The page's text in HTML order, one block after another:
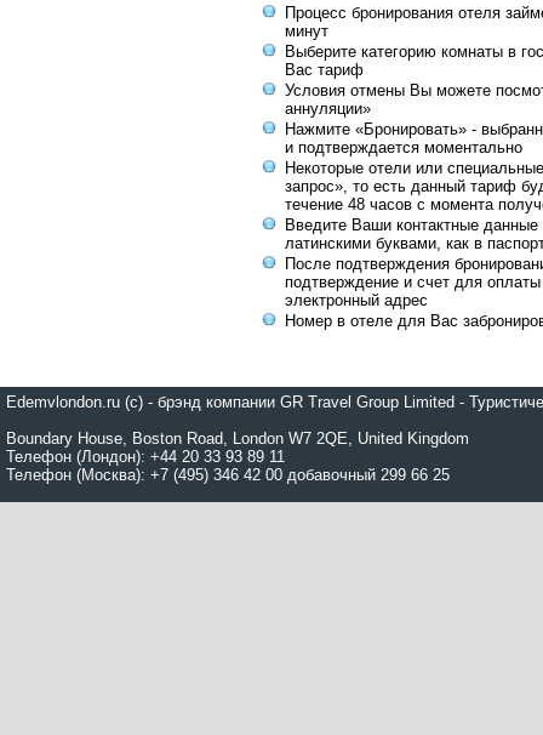
Процесс бронирования отеля
минут
Выберите категорию комнаты в
Вас тариф
Условия отмены Вы можете
аннуляции»
Нажмите «Бронировать» -
и подтверждается моментально
Некоторые отели или
запрос», то есть данный тариф
течение 48 часов с момента
Введите Ваши контактные данные
латинскими буквами, как в
После подтверждения
подтверждение и счет для
электронный адрес
Номер в отеле для Вас
Edemvlondon.ru (c) - брэнд компании GR Travel Group Limited -
Boundary House, Boston Road, London W7 2QE, United Kingdom
Телефон (Лондон): +44 20 33 93 89 11
Телефон (Москва): +7 (495) 346 42 00 добавочный 299 66 25